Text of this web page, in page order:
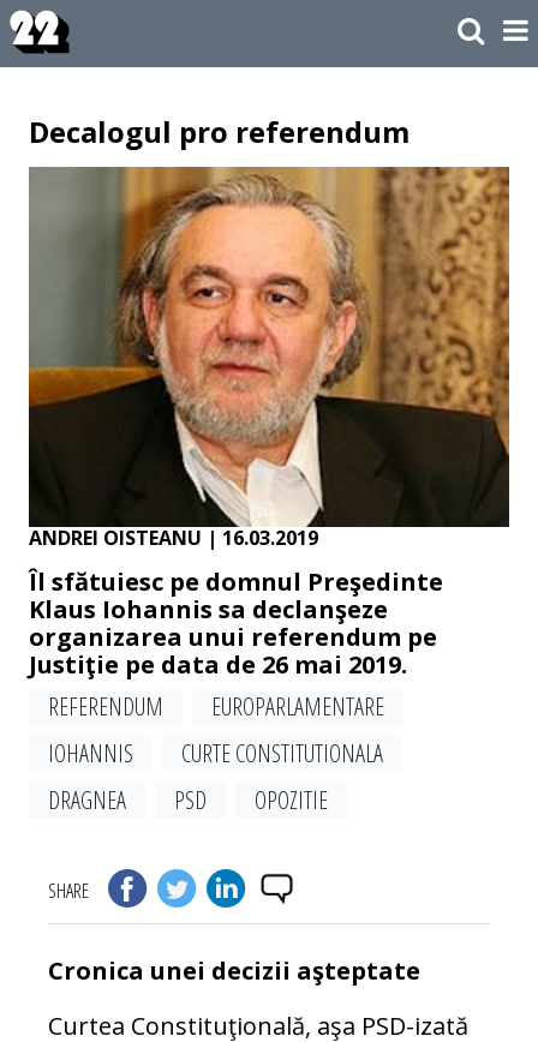
Decalogul pro referendum
ANDREI OISTEANU | 16.03.2019
Îl sfătuiesc pe domnul Preşedinte
Klaus Iohannis sa declanşeze
organizarea unui referendum pe
Justiţie pe data de 26 mai 2019.
REFERENDUM
EUROPARLAMENTARE
IOHANNIS
CURTE CONSTITUTIONALA
DRAGNEA
PSD OPOZITIE
SHARE
Cronica unei decizii aşteptate
Curtea Constituţională, aşa PSD-izată